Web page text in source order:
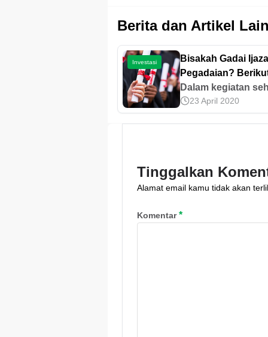
Berita dan Artikel
Investasi
Bisakah Gadai
Pegadaian?
Penjelasannya
Dalam kegiatan
hari, kita pasti tidak
dari kegiatan
bumbu dapur,
membayar
kebutuhan yang
23 April 2020
Tinggalkan
Alamat email kamu tidak akan
Komentar*